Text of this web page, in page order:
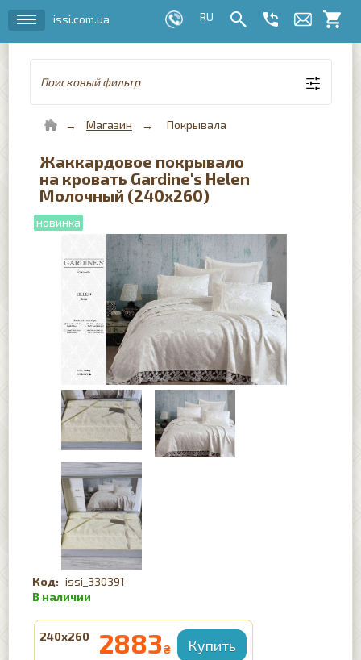
issi.com.ua
Поисковый фильтр
Магазин Покрывала
Жаккардовое покрывало
на кровать Gardine's Helen
Молочный (240х260)
issi_330391
240х260 2883₴